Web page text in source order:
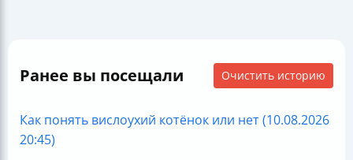
Ранее вы посещали Очистить историю
Как понять вислоухий котёнок или нет (10.08.2026
20:45)